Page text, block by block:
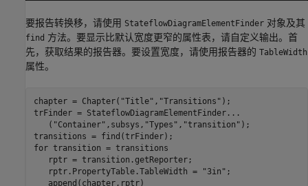
要报告转换移，请使用 StateflowDiagramElementFinder 对象及其
find 方法。要显示比默认宽度更窄的属性表，请自定义输出。首
先，获取结果的报告器。要设置宽度，请使用报告器的 TableWidth
属性。
chapter = Chapter( "Title" , "Transitions" );
trFinder = StateflowDiagramElementFinder...
   (
"Container" ,subsys, "Types" , "transition" );
for transition = transitions
   rptr = transition.getReporter;
   rptr.PropertyTable.TableWidth =
"3in" ;